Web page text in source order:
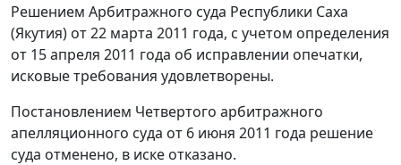
Решением Арбитражного суда Республики Саха
(Якутия) от 22 марта 2011 года, с учетом определения
от 15 апреля 2011 года об исправлении опечатки,
исковые требования удовлетворены.
Постановлением Четвертого арбитражного
апелляционного суда от 6 июня 2011 года решение
суда отменено, в иске отказано.